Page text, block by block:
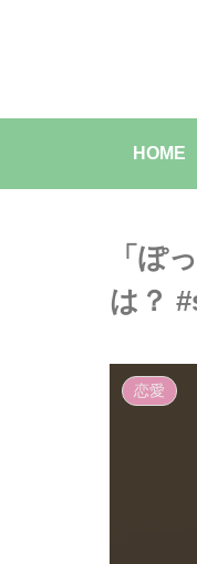
HOME
「ぽ
は？
恋愛